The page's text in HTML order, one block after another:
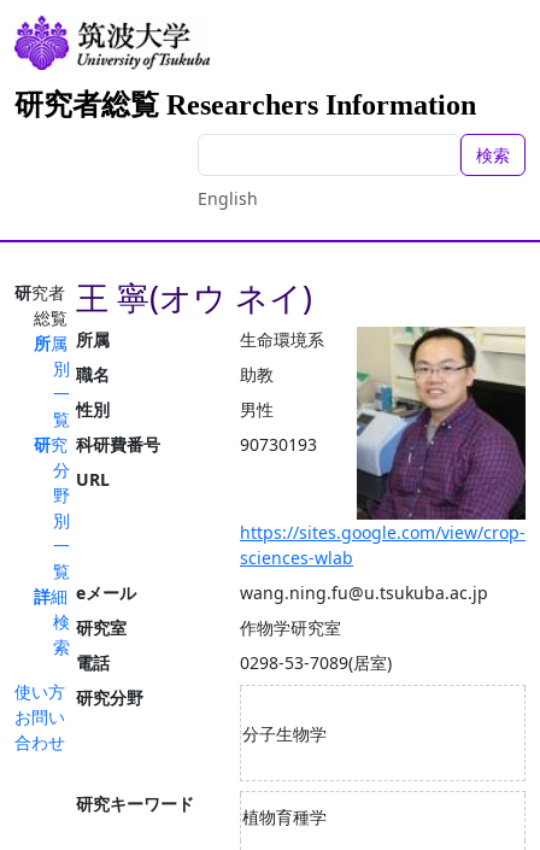
研究者総覧 Researchers Information
検索
English
研究者
総覧
所属
別
一
覧
研究
分
野
別
一
覧
詳細
検
索
使い方
お問い
合わせ
王 寧(オウ ネイ)
所属
生命環境系
職名
助教
性別
男性
科研費番号
90730193
URL
https://sites.google.com/view/crop-
sciences-wlab
eメール
wang.ning.fu@u.tsukuba.ac.jp
研究室
作物学研究室
電話
0298-53-7089(居室)
研究分野
分子生物学
研究キーワード
植物育種学